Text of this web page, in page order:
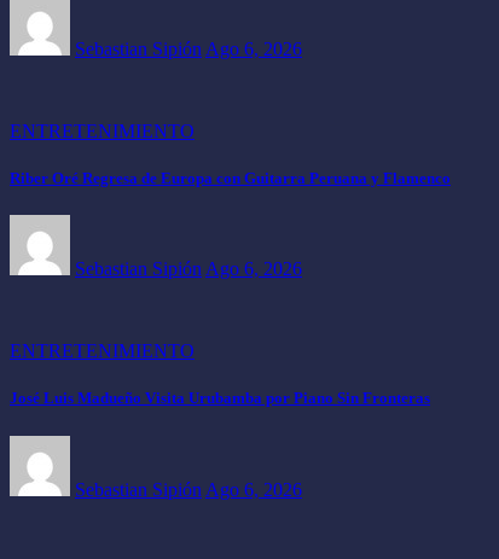
Sebastian Sipión Ago 6, 2026
ENTRETENIMIENTO
Riber Oré Regresa de Europa con Guitarra Peruana y Flamenco
Sebastian Sipión Ago 6, 2026
ENTRETENIMIENTO
José Luis Madueño Visita Urubamba por Piano Sin Fronteras
Sebastian Sipión Ago 6, 2026